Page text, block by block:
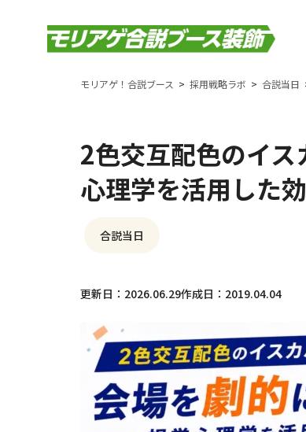
モリアゲ！合説ブース 採用戦略ラボ 合説当日
2色交互配色のイ
心理学を活用した
合説当日
更新日：2026.06.29作成日：2019.04.04